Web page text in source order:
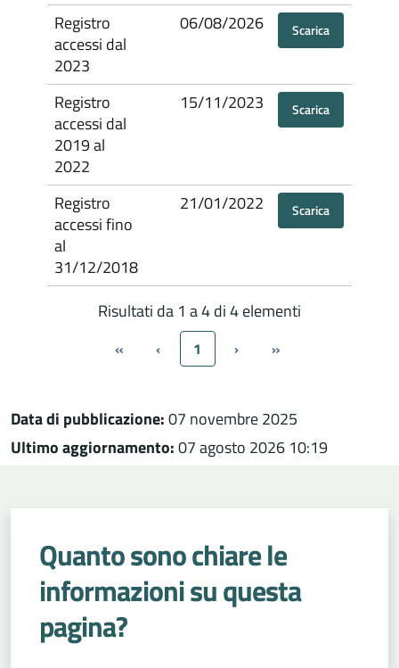
Registro
accessi dal
2023
06/08/2026 Scarica
Registro
accessi dal
2019 al
2022
15/11/2023 Scarica
Registro
accessi fino
al
31/12/2018
21/01/2022 Scarica
Risultati da 1 a 4 di 4 elementi
« ‹ 1 › »
Data di pubblicazione:07 novembre 2025
Ultimo aggiornamento:07 agosto 2026 10:19
Quanto sono chiare le
informazioni su questa
pagina?